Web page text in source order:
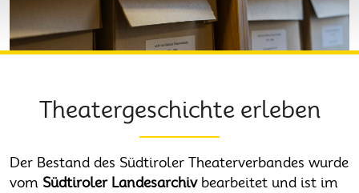
Theatergeschichte erleben
Der Bestand des Südtiroler Theaterverbandes wurde
vom Südtiroler Landesarchiv bearbeitet und ist im